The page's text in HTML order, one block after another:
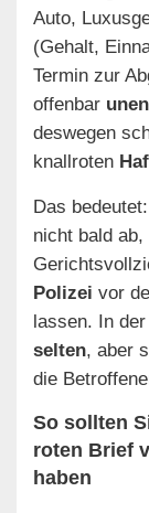
Auto,
(Gehalt,
Termin zur
offenbar
deswegen
knallroten
Das
nicht bald
Polizei vor
lassen. In
selten, aber
die
So sollten
roten Brief
haben